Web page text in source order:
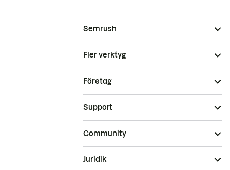
Semrush
Fler verktyg
Företag
Support
Community
Juridik